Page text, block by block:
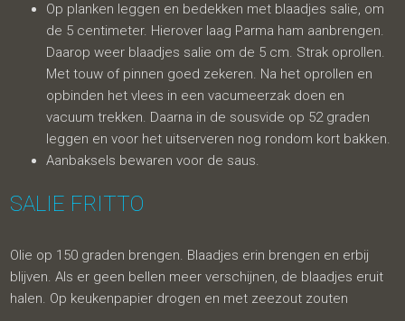
Op planken leggen en bedekken met blaadjes salie, om
de 5 centimeter. Hierover laag Parma ham aanbrengen.
Daarop weer blaadjes salie om de 5 cm. Strak oprollen.
Met touw of pinnen goed zekeren. Na het oprollen en
opbinden het vlees in een vacumeerzak doen en
vacuum trekken. Daarna in de sousvide op 52 graden
leggen en voor het uitserveren nog rondom kort bakken.
Aanbaksels bewaren voor de saus.
SALIE FRITTO
Olie op 150 graden brengen. Blaadjes erin brengen en erbij
blijven. Als er geen bellen meer verschijnen, de blaadjes eruit
halen. Op keukenpapier drogen en met zeezout zouten